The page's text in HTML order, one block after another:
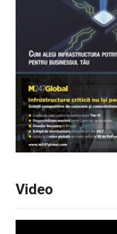
Video